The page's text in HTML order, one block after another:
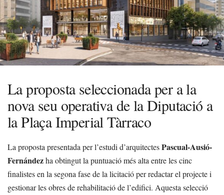
La proposta seleccionada per a la
nova seu operativa de la Diputació a
la Plaça Imperial Tàrraco
La proposta presentada per l’estudi d’arquitectesPascual-Ausió-
Fernándezha obtingut la puntuació més alta entre les cinc
finalistes en la segona fase de la licitació per redactar el projecte i
gestionar les obres de rehabilitació de l’edifici. Aquesta selecció